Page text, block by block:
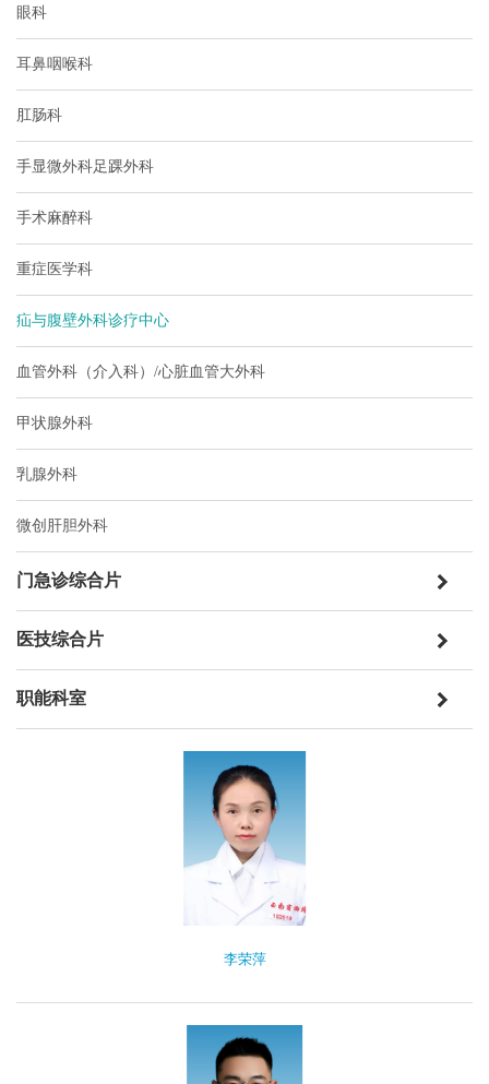
眼科
耳鼻咽喉科
肛肠科
手显微外科足踝外科
手术麻醉科
重症医学科
疝与腹壁外科诊疗中心
血管外科（介入科）/心脏血管大外科
甲状腺外科
乳腺外科
微创肝胆外科
门急诊综合片
医技综合片
职能科室
李荣萍